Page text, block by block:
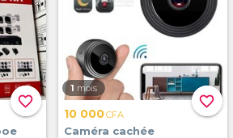
favorite_border favorite_border
1 mois
10 000CFA
Caméra cachée